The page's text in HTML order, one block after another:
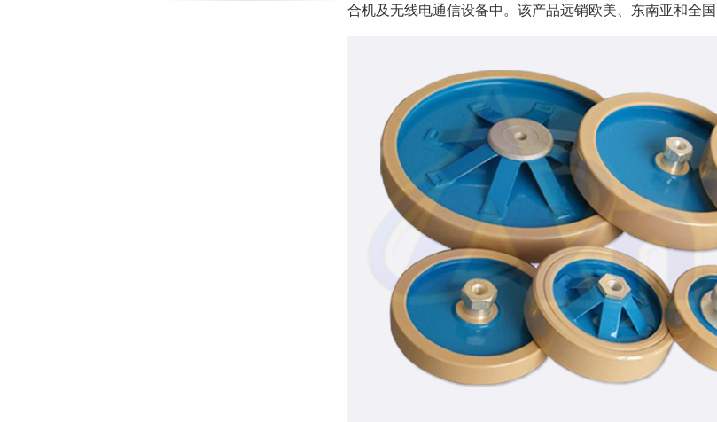
合机及无线电通信设备中。该产品远销欧美、东南亚和全